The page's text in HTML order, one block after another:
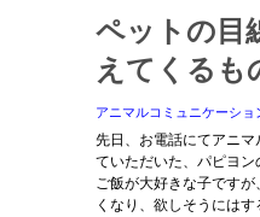
ペットの目
えてくるも
アニマルコミュニケーショ
先日、お電話にてアニ
ていただいた、パピヨ
ご飯が大好きな子です
くなり、欲しそうには